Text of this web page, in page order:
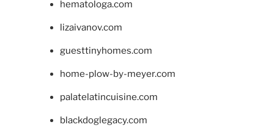
hematologa.com
lizaivanov.com
guesttinyhomes.com
home-plow-by-meyer.com
palatelatincuisine.com
blackdoglegacy.com